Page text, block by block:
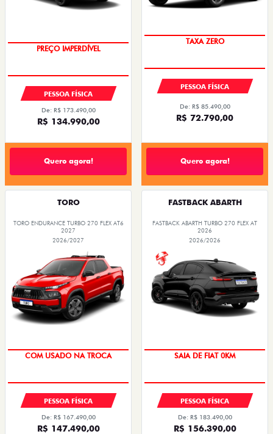
PREÇO IMPERDÍVEL
PESSOA FÍSICA
De: R$ 173.490,00
R$ 134.990,00
Quero agora!
TAXA ZERO
PESSOA FÍSICA
De: R$ 85.490,00
R$ 72.790,00
Quero agora!
TORO
TORO ENDURANCE TURBO 270 FLEX AT6
2027
2026/2027
COM USADO NA TROCA
PESSOA FÍSICA
De: R$ 167.490,00
R$ 147.490,00
FASTBACK ABARTH
FASTBACK ABARTH TURBO 270 FLEX AT
2026
2026/2026
SAIA DE FIAT 0KM
PESSOA FÍSICA
De: R$ 183.490,00
R$ 156.390,00